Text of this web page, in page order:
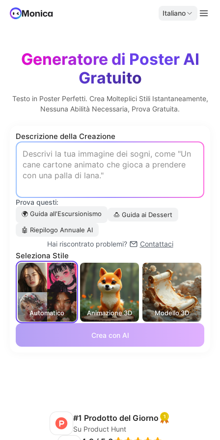
Italiano
Generatore di Poster AI
Gratuito
Testo in Poster Perfetti. Crea Molteplici Stili Istantaneamente,
Nessuna Abilità Necessaria, Prova Gratuita.
Descrizione della Creazione
Prova questi:
🌍 Guida all'Escursionismo 🍮 Guida ai Dessert
🤖 Riepilogo Annuale AI
Hai riscontrato problemi? Contattaci
Seleziona Stile
Automatico Animazione 3D Modello 3D
Crea con AI
#1 Prodotto del Giorno
Su Product Hunt